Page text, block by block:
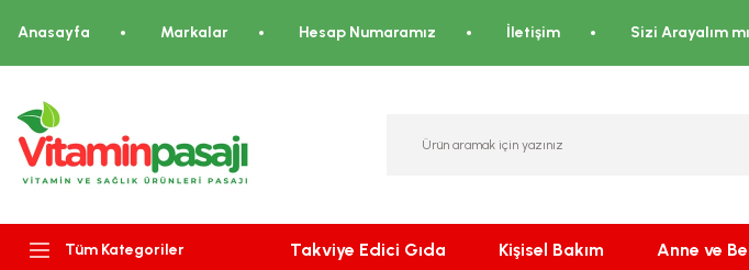
Anasayfa Markalar Hesap Numaramız İletişim Sizi Arayalım
Tüm Kategoriler Takviye Edici Gıda Kişisel Bakım Anne ve